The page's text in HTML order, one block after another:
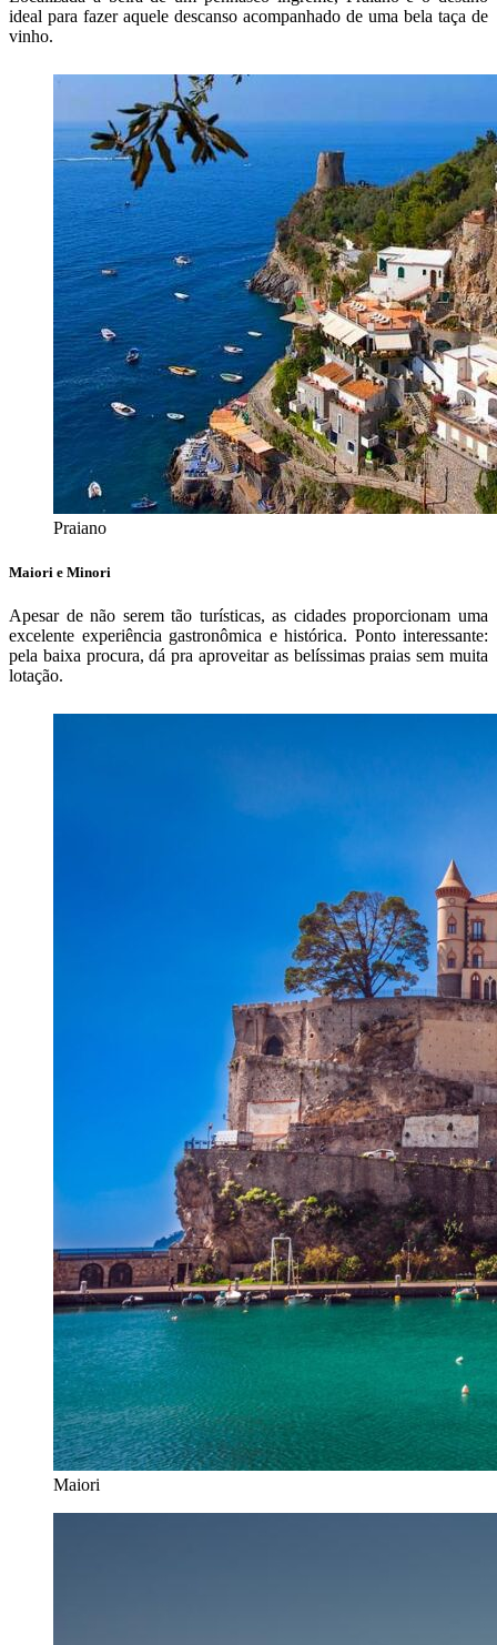
ideal para fazer aquele descanso acompanhado de uma bela taça de
vinho.
Praiano
Maiori e Minori
Apesar de não serem tão turísticas, as cidades proporcionam uma
excelente experiência gastronômica e histórica. Ponto interessante:
pela baixa procura, dá pra aproveitar as belíssimas praias sem muita
lotação.
Maiori